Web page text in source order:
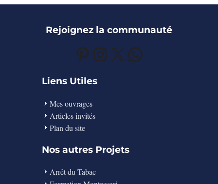
Rejoignez la communauté
Pinterest
Instagram
X WhatsApp
Liens Utiles
Mes ouvrages
Articles invités
Plan du site
Nos autres Projets
Arrêt du Tabac